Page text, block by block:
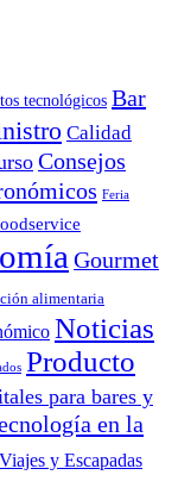
tecnológicos Bar
Calidad
Consejos
Feria
Gourmet
alimentaria
Noticias
Producto
para bares y
en la
Viajes y Escapadas